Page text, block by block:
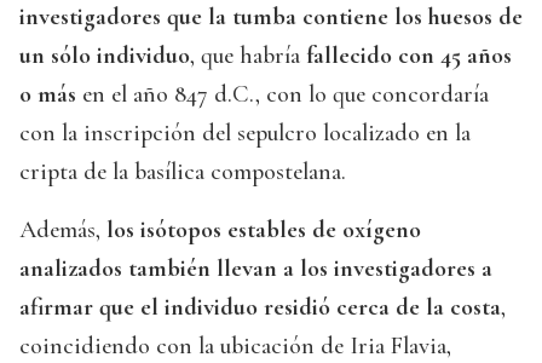
investigadores que la tumba contiene los huesos de
un sólo individuo, que habría fallecido con 45 años
o más en el año 847 d.C., con lo que concordaría
con la inscripción del sepulcro localizado en la
cripta de la basílica compostelana.
Además, los isótopos estables de oxígeno
analizados también llevan a los investigadores a
afirmar que el individuo residió cerca de la costa,
coincidiendo con la ubicación de Iria Flavia,